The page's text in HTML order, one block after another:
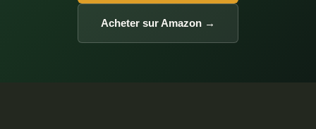
Acheter sur Amazon →